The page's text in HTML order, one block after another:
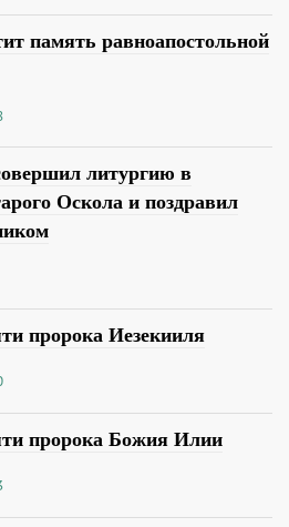
память равноапостольной
литургию в
Оскола и поздравил
пророка Иезекииля
пророка Божия Илии